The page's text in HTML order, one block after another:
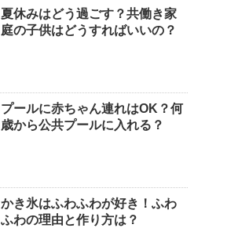
夏休みはどう過ごす？共働き家
庭の子供はどうすればいいの？
プールに赤ちゃん連れはOK？何
歳から公共プールに入れる？
かき氷はふわふわが好き！ふわ
ふわの理由と作り方は？